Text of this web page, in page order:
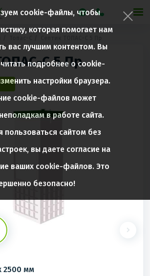
С 5 Пр
2500 мм
cookie-файлы, чтобы
которая помогает нам
вас лучшим контентом. Вы
подробнее о cookie-
настройки браузера.
cookie-файлов может
в работе сайта.
пользоваться сайтом без
вы даете согласие на
ваших cookie-файлов. Это
безопасно!